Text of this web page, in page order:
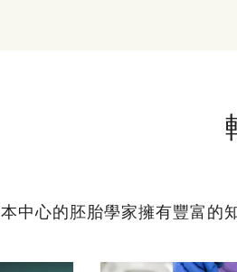
本中心的胚胎學家擁有豐富的